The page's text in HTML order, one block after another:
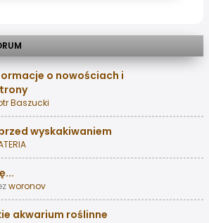
o nowościach i
Baszucki
wyskakiwaniem
woronov
akwarium roślinne